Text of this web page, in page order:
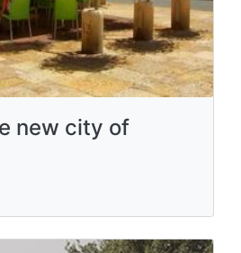
new city of